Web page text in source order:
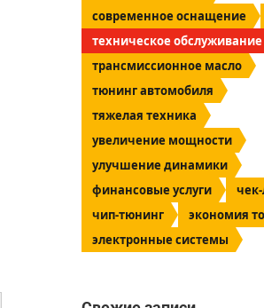
современное оснащение
техническое обслуживание
трансмиссионное масло
тюнинг автомобиля
тяжелая техника
увеличение мощности
улучшение динамики
финансовые услуги
чип-тюнинг
экономия
электронные системы